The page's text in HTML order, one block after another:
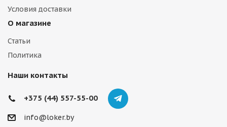
Условия доставки
О магазине
Статьи
Политика
Наши контакты
+375 (44) 557-55-00
info@loker.by